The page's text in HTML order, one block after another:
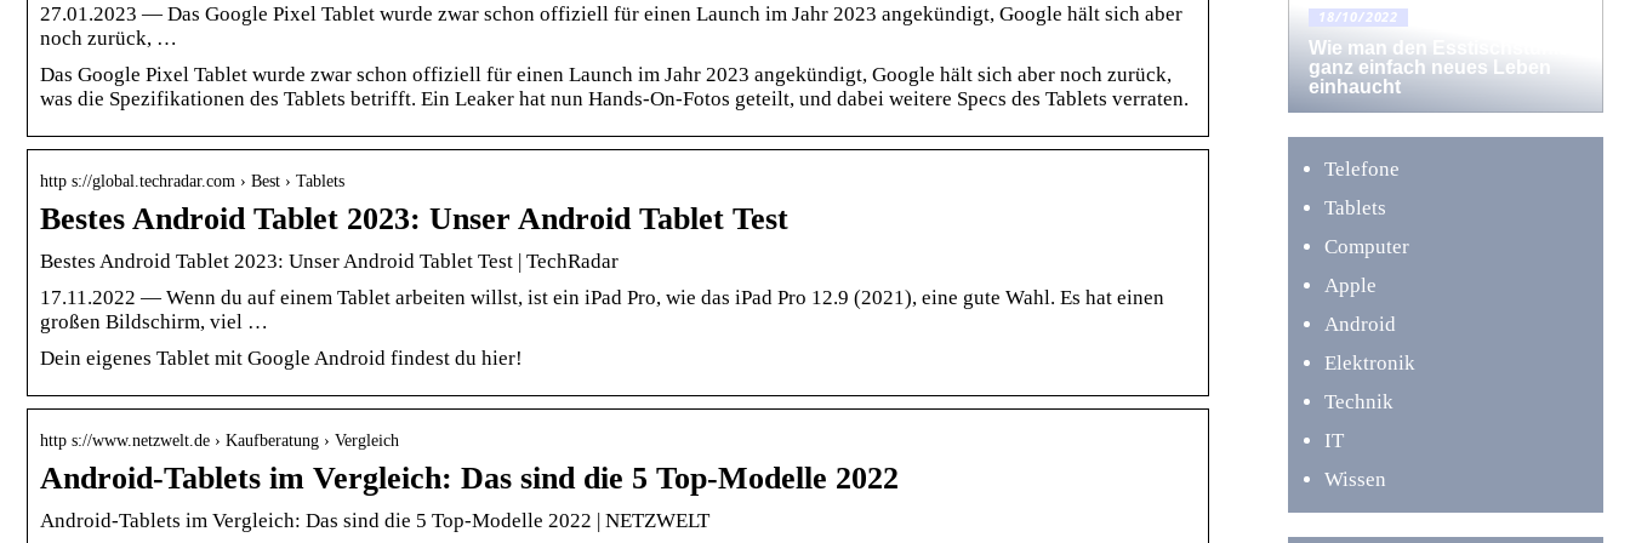
27.01.2023 — Das Google Pixel Tablet wurde zwar schon offiziell für einen Launch im Jahr 2023 angekündigt, Google hält sich aber
noch zurück, …
Das Google Pixel Tablet wurde zwar schon offiziell für einen Launch im Jahr 2023 angekündigt, Google hält sich aber noch zurück,
was die Spezifikationen des Tablets betrifft. Ein Leaker hat nun Hands-On-Fotos geteilt, und dabei weitere Specs des Tablets verraten.
http s://global.techradar.com › Best › Tablets
Bestes Android Tablet 2023: Unser Android Tablet Test
Bestes Android Tablet 2023: Unser Android Tablet Test | TechRadar
17.11.2022 — Wenn du auf einem Tablet arbeiten willst, ist ein iPad Pro, wie das iPad Pro 12.9 (2021), eine gute Wahl. Es hat einen
großen Bildschirm, viel …
Dein eigenes Tablet mit Google Android findest du hier!
http s://www.netzwelt.de › Kaufberatung › Vergleich
Android-Tablets im Vergleich: Das sind die 5 Top-Modelle 2022
Android-Tablets im Vergleich: Das sind die 5 Top-Modelle 2022 | NETZWELT
18/10/2022
Wie man den Esstischstühlen
ganz einfach neues Leben
einhaucht
Telefone
Tablets
Computer
Apple
Android
Elektronik
Technik
IT
Wissen